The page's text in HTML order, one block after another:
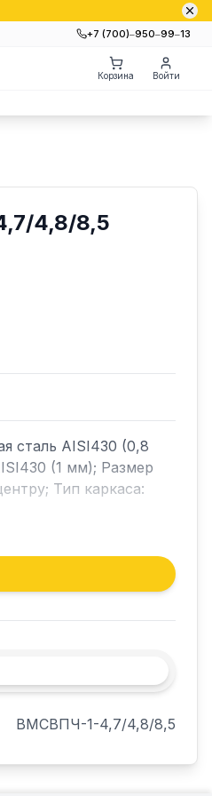
+7 (700)‒950‒99‒13
Корзина Войти
4,8/8,5
сталь AISI430 (0,8
(1 мм); Размер
Тип каркаса:
ВМСВПЧ-1-4,7/4,8/8,5